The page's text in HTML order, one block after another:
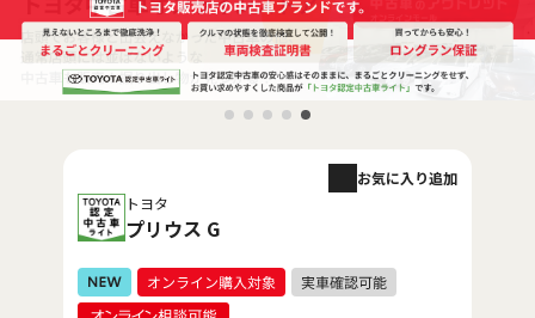
トヨタ
プリウス G
お気に入り追加